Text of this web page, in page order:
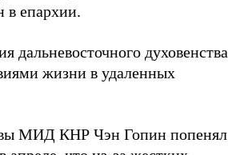
в епархии.
духовенства
жизни в удаленных
МИД КНР Чэн Гопин попенял